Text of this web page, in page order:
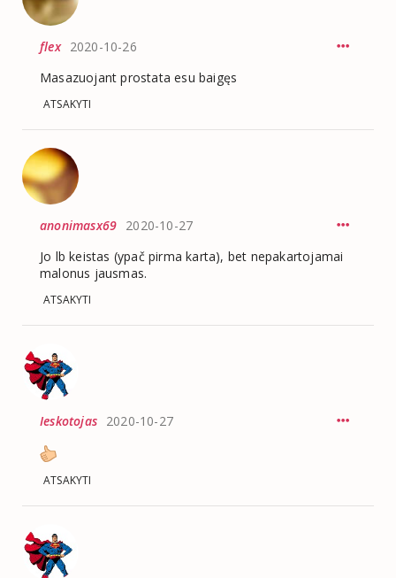
flex 2020-10-26
Masazuojant prostata esu baigęs
ATSAKYTI
anonimasx69 2020-10-27
Jo lb keistas (ypač pirma karta), bet nepakartojamai
malonus jausmas.
ATSAKYTI
Ieskotojas 2020-10-27
ATSAKYTI